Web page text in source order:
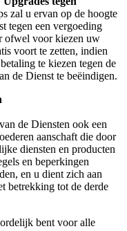
zal u ervan op de hoogte
tegen een vergoeding
ofwel voor kiezen uw
voort te zetten, indien
te kiezen tegen de
de Dienst te beëindigen.
de Diensten ook een
aanschaft die door
diensten en producten
en beperkingen
en u dient zich aan
betrekking tot de derde
bent voor alle